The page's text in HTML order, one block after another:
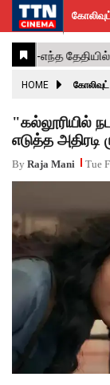
கோலிவுட்
சின்னத்திரை
பாலிவுட்
ஹாலிவுட்
அக்கம்
பக்கம்
ஸ்பெஷல்
ஸ்டோரீஸ்
விமர்சனம்
GALLERY
ACTRESS
ACTORS
MOVIESTILLS
EVENTS
VIDEOS
What’s
Hot
Trending
News
HOME
"கல்லூரியில்
எடுத்த அதிரடி
By Raja Mani Tue